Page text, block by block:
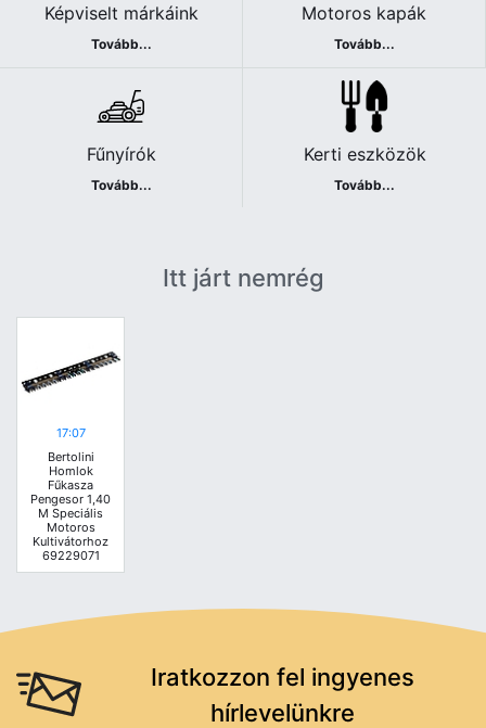
Képviselt márkáink
Tovább...
Motoros kapák
Tovább...
Fűnyírók
Tovább...
Kerti eszközök
Tovább...
Itt járt nemrég
17:07
Bertolini
Homlok
Fűkasza
Pengesor 1,40
M Speciális
Motoros
Kultivátorhoz
69229071
Iratkozzon fel ingyenes
hírlevelünkre